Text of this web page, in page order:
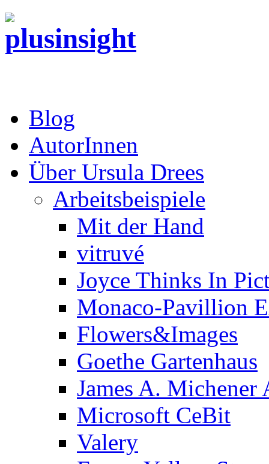
Blog
AutorInnen
Über Ursula Drees
Arbeitsbeispiele
Mit der Hand
vitruvé
Joyce Thinks In
Monaco-Pavillion
Flowers&Images
Goethe Gartenhaus
James A. Michener
Microsoft CeBit
Valery